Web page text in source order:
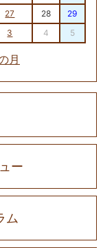
27 28
29
3 4 5
月
ー
ム